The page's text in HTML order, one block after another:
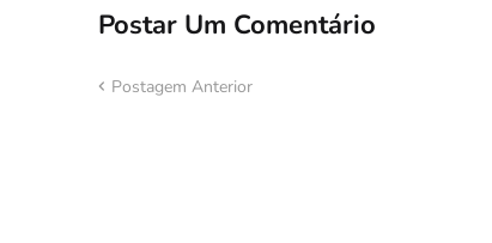
Postar Um Comentário
Postagem Anterior